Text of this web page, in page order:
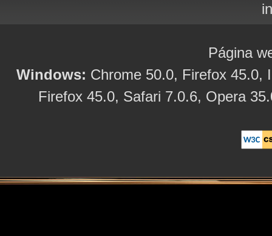
Página
Windows: Chrome 50.0, Firefox 45.0,
Firefox 45.0, Safari 7.0.6, Opera